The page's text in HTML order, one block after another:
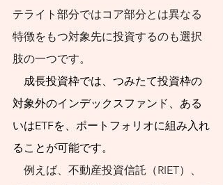
まとめてみました。
これまで紆余曲折を
たどってきた資産形
成の道の先に、生涯
続く長くて真っすぐ
な道が見えてくるこ
とを期待します。人
口減社会の資産形成
テライト部分ではコア部分とは異なる
特徴をもつ対象先に投資するのも選択
肢の一つです。
成長投資枠では、つみたて投資枠の
対象外のインデックスファンド、ある
いはETFを、ポートフォリオに組み入れ
ることが可能です。
例えば、不動産投資信託（RIET）、